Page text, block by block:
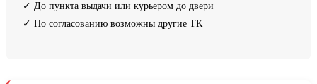
✓ До пункта выдачи или курьером до двери
✓ По согласованию возможны другие ТК